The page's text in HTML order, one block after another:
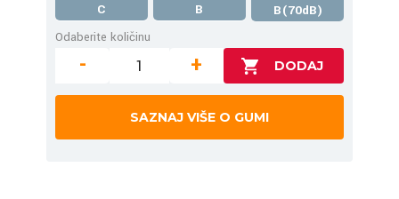
C B
B(70dB)
Odaberite količinu
- +
SAZNAJ VIŠE O GUMI